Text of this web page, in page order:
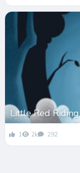
Little Red
1 2k 292